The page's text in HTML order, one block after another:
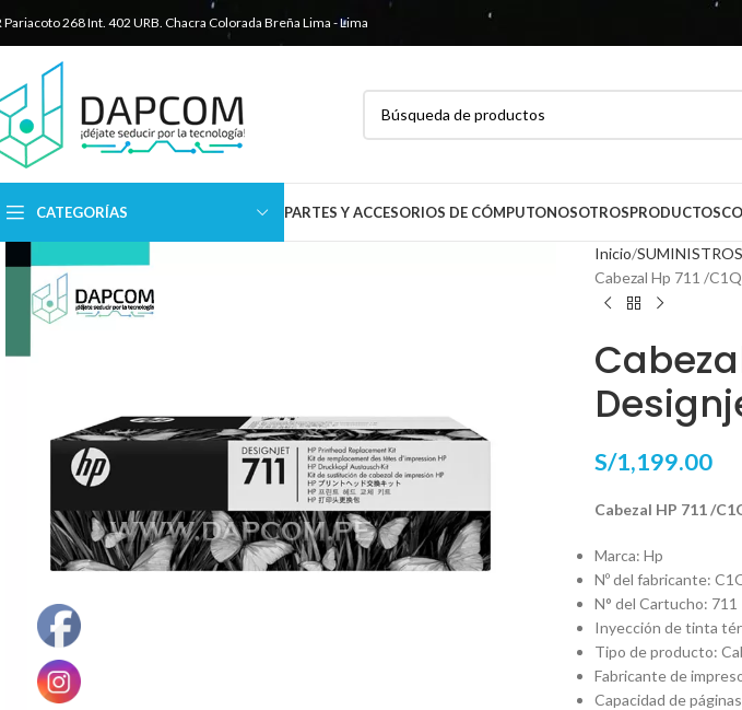
Pariacoto 268 Int. 402 URB. Chacra Colorada Breña Lima - Lima
CATEGORÍAS PARTES Y ACCESORIOS DE CÓMPUTONOSOTROSPRODUCTOS
Inicio
Cabezal Hp 711 /
S/1,199.00
Cabezal HP 711 /
Marca: Hp
Nº del fabricante:
N° del Cartucho: 711
Inyección de tinta
Tipo de producto:
Fabricante de
Capacidad de